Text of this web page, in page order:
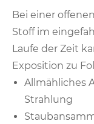
Bei einer
Stoff im
Laufe der Zeit
Exposition zu
Allmähliches
Strahlung